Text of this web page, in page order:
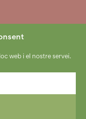
web i el nostre servei.
de protecció de dades